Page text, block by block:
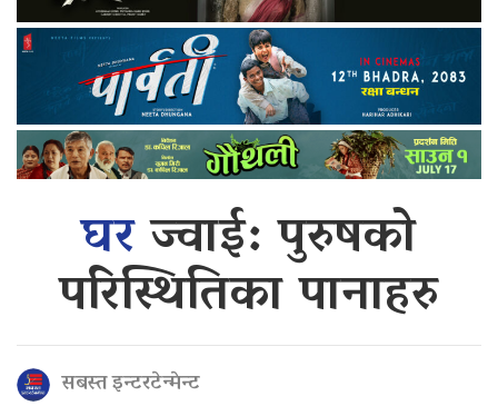
घरज्वाई: पुरुषको
परिस्थितिका पानाहरु
सबस्त इन्टरटेन्मेन्ट